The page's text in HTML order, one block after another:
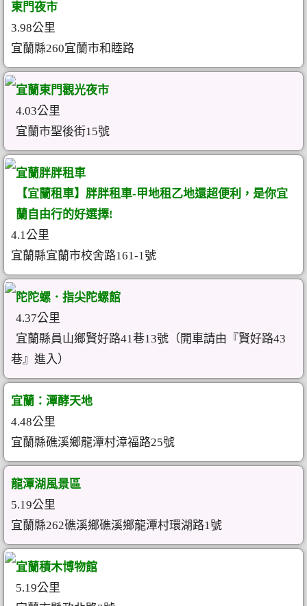
東門夜市
3.98公里
宜蘭縣260宜蘭市和睦路
宜蘭東門觀光夜市
4.03公里
宜蘭市聖後街15號
宜蘭胖胖租車
【宜蘭租車】胖胖租車-甲地租乙地還超便利，是你宜
蘭自由行的好選擇!
4.1公里
宜蘭縣宜蘭市校舍路161-1號
陀陀螺．指尖陀螺館
4.37公里
宜蘭縣員山鄉賢好路41巷13號（開車請由『賢好路43
巷』進入）
宜蘭：潭酵天地
4.48公里
宜蘭縣礁溪鄉龍潭村漳福路25號
龍潭湖風景區
5.19公里
宜蘭縣262礁溪鄉礁溪鄉龍潭村環湖路1號
宜蘭積木博物館
5.19公里